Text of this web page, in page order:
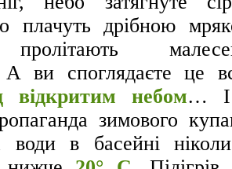
плачуть дрібною
ви споглядаєте це
відкритим небом…
зимового
води в басейні